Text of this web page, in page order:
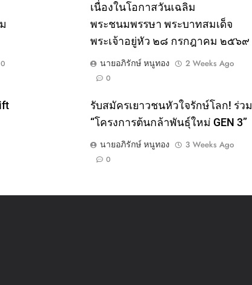
0
เนื่องในโอกาสวันเฉลิม
พระชนมพรรษา พระบาทสมเด็จ
พระเจ้าอยู่หัว ๒๘ กรกฎาคม ๒๕๖๙
นายอภิรักษ์ หนูทอง
2 Weeks Ago
0
รับสมัครเยาวชนหัวใจรักษ์โลก! ร่วม
“โครงการต้นกล้าพันธุ์ใหม่ GEN 3”
นายอภิรักษ์ หนูทอง
3 Weeks Ago
0